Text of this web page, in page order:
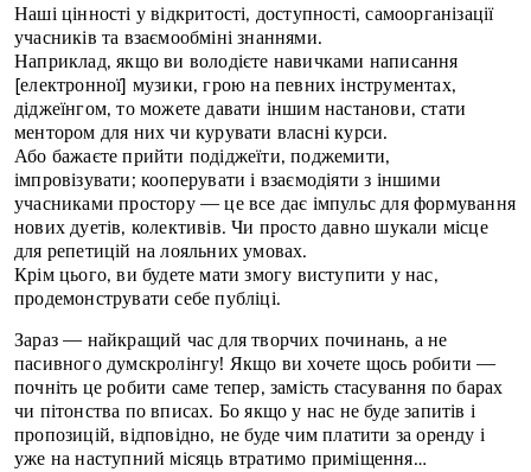
Наші цінності у відкритості, доступності, самоорганізації
учасників та взаємообміні знаннями.
Наприклад, якщо ви володієте навичками написання
[електронної] музики, грою на певних інструментах,
діджеїнгом, то можете давати іншим настанови, стати
ментором для них чи курувати власні курси.
Або бажаєте прийти подіджеїти, поджемити,
імпровізувати; кооперувати і взаємодіяти з іншими
учасниками простору — це все дає імпульс для формування
нових дуетів, колективів. Чи просто давно шукали місце
для репетицій на лояльних умовах.
Крім цього, ви будете мати змогу виступити у нас,
продемонструвати себе публіці.
Зараз — найкращий час для творчих починань, а не
пасивного думскролінгу! Якщо ви хочете щось робити —
почніть це робити саме тепер, замість стасування по барах
чи пітонства по вписах. Бо якщо у нас не буде запитів і
пропозицій, відповідно, не буде чим платити за оренду і
уже на наступний місяць втратимо приміщення…